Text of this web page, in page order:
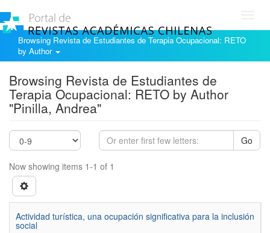
Browsing Revista de Estudiantes de Terapia Ocupacional: RETO
by Author
Browsing Revista de Estudiantes de
Terapia Ocupacional: RETO by Author
"Pinilla, Andrea"
Go
Now showing items 1-1 of 1
Actividad turística, una ocupación significativa para la inclusión
social